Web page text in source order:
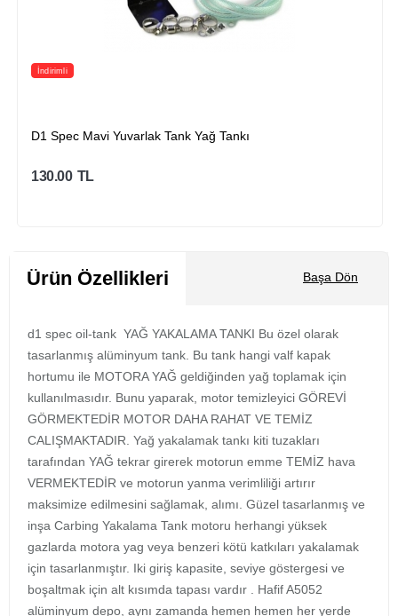
İndirimli
D1 Spec Mavi Yuvarlak Tank Yağ Tankı
130.00 TL
Ürün Özellikleri Başa Dön
d1 spec oil-tank YAĞ YAKALAMA TANKI Bu özel olarak
tasarlanmış alüminyum tank. Bu tank hangi valf kapak
hortumu ile MOTORA YAĞ geldiğinden yağ toplamak için
kullanılmasıdır. Bunu yaparak, motor temizleyici GÖREVİ
GÖRMEKTEDİR MOTOR DAHA RAHAT VE TEMİZ
CALIŞMAKTADIR. Yağ yakalamak tankı kiti tuzakları
tarafından YAĞ tekrar girerek motorun emme TEMİZ hava
VERMEKTEDİR ve motorun yanma verimliliği artırır
maksimize edilmesini sağlamak, alımı. Güzel tasarlanmış ve
inşa Carbing Yakalama Tank motoru herhangi yüksek
gazlarda motora yag veya benzeri kötü katkıları yakalamak
için tasarlanmıştır. Iki giriş kapasite, seviye göstergesi ve
boşaltmak için alt kısımda tapası vardır . Hafif A5052
alüminyum depo, aynı zamanda hemen hemen her yerde